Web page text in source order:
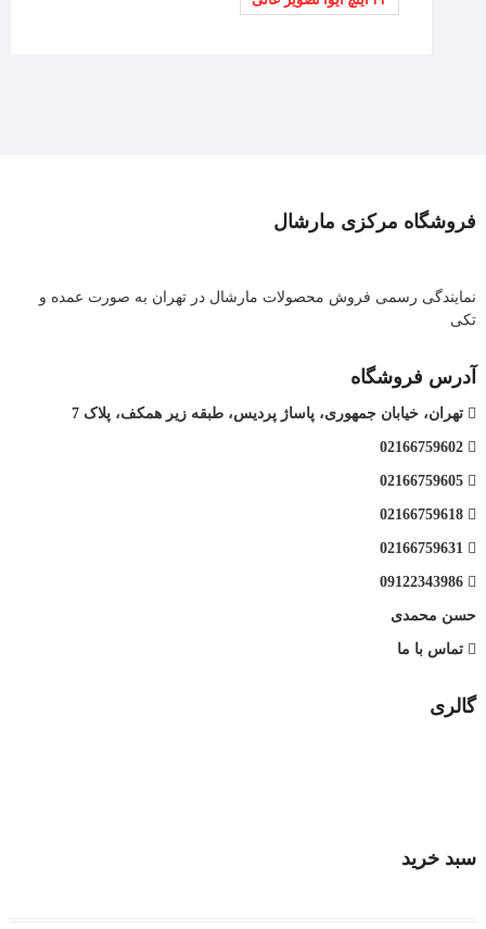
فروشگاه مرکزی مارشال
نمایندگی رسمی فروش محصولات مارشال در تهران به صورت عمده و
تکی
آدرس فروشگاه
تهران، خیابان جمهوری، پاساژ پردیس، طبقه زیر همکف، پلاک 7
حسن محمدی
تماس با ما
گالری
سبد خرید